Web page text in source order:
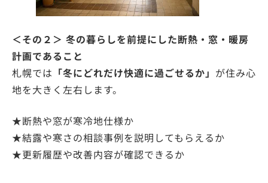
＜その２＞ 冬の暮らしを前提にした断熱・窓・暖房
計画であること
札幌では 「冬にどれだけ快適に過ごせるか」 が住み心
地を⼤きく左右します。
★断熱や窓が寒冷地仕様か
★結露や寒さの相談事例を説明してもらえるか
★更新履歴や改善内容が確認できるか